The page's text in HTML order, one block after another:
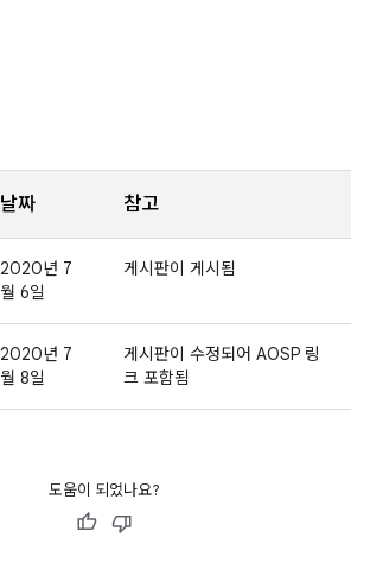
날짜 참고
2020년 7
월 6일
게시판이 게시됨
2020년 7
월 8일
게시판이 수정되어 AOSP 링
크 포함됨
도움이 되었나요?